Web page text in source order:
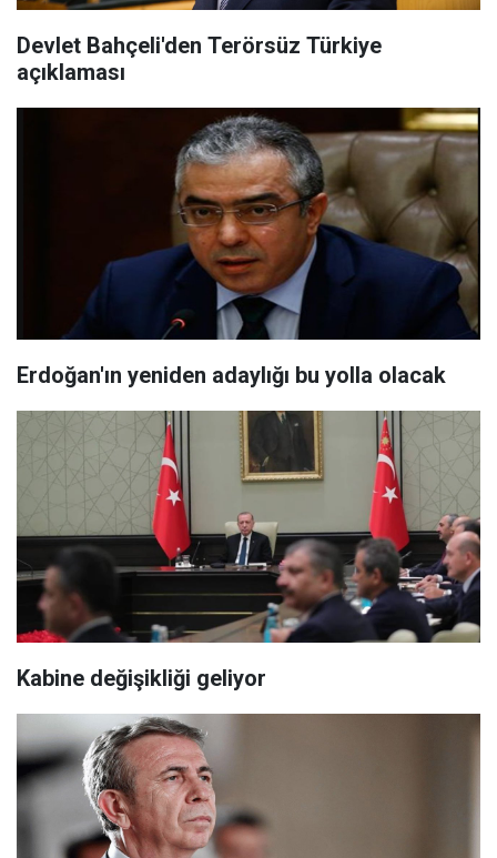
Devlet Bahçeli'den Terörsüz Türkiye
açıklaması
Erdoğan'ın yeniden adaylığı bu yolla olacak
Kabine değişikliği geliyor